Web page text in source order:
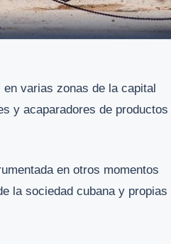
varias zonas de la capital
y acaparadores de productos
en otros momentos
la sociedad cubana y propias